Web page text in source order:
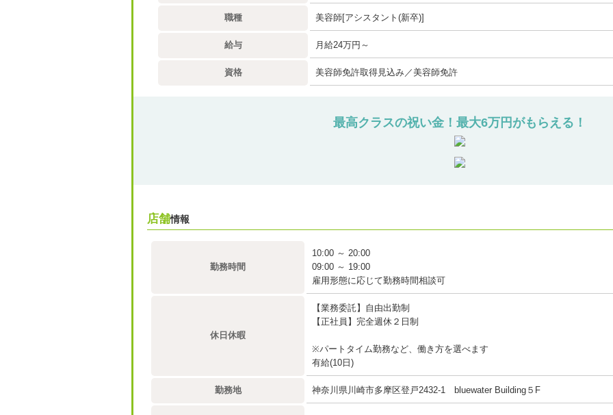
基本給30万円～＋歩合＋店販手当＋交
基本給40万円～＋手当＋賞与＋交通費]
基本給20万円～＋手当]
月8日休み、有給休暇（年10日）、社会
[アルバイト スタイリスト]
時給：1,300円（歩合なし）
でも、Secretに入社したらそんなこと
美容師になって良かった・・・ そん
是非あなたの力を私たちに貸してくだ
職種 美容師[アシスタント(新卒)]
給与 月給24万円～
資格 美容師免許取得見込み／美容師免許
最高クラスの祝い金！最大6万円がもらえる！
店舗情報
勤務時間
10:00 ～ 20:00
09:00 ～ 19:00
雇用形態に応じて勤務時間相談可
休日休暇
【業務委託】自由出勤制
【正社員】完全週休２日制
※パートタイム勤務など、働き方を選べます
有給(10日)
勤務地 神奈川県川崎市多摩区登戸2432-1 bluewater Building５F